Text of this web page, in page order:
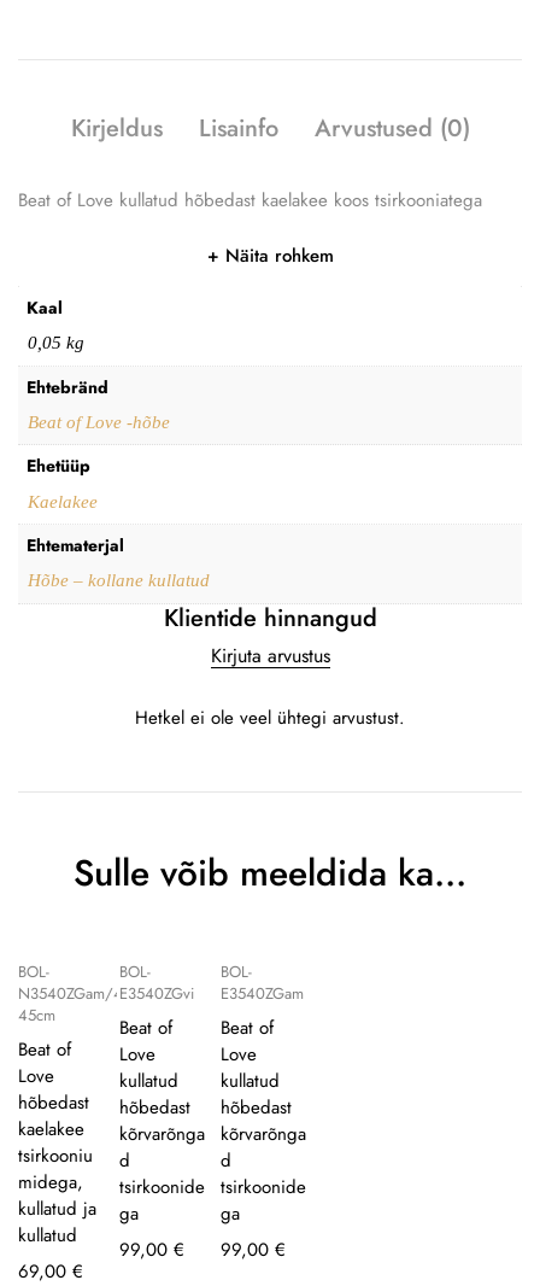
Kirjeldus Lisainfo Arvustused (0)
Beat of Love kullatud hõbedast kaelakee koos tsirkooniatega
Näita rohkem
Kaal
0,05 kg
Ehtebränd
Beat of Love -hõbe
Ehetüüp
Kaelakee
Ehtematerjal
Hõbe – kollane kullatud
Klientide hinnangud
Kirjuta arvustus
Hetkel ei ole veel ühtegi arvustust.
Sulle võib meeldida ka…
BOL-
N3540ZGam/40-
45cm
Beat of
Love
hõbedast
kaelakee
tsirkooniu
midega,
kullatud ja
kullatud
69,00 €
BOL-
E3540ZGvi
Beat of
Love
kullatud
hõbedast
kõrvarõnga
d
tsirkoonide
ga
99,00 €
BOL-
E3540ZGam
Beat of
Love
kullatud
hõbedast
kõrvarõnga
d
tsirkoonide
ga
99,00 €